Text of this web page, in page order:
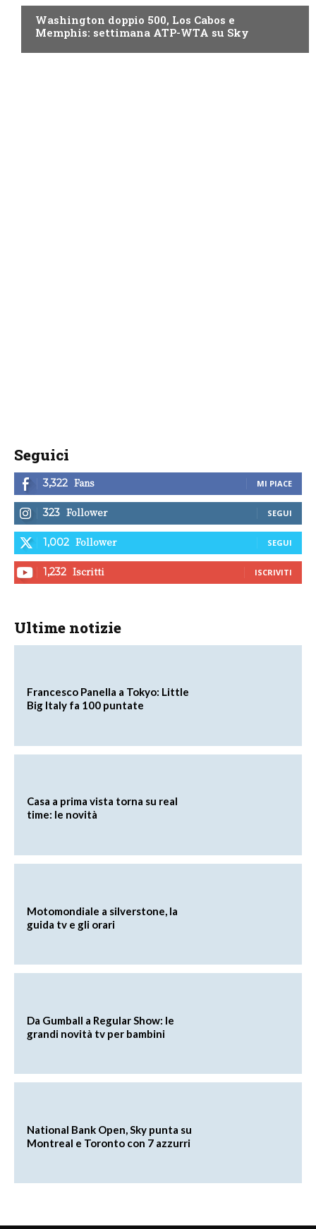
Washington doppio 500, Los Cabos e
Memphis: settimana ATP-WTA su Sky
Seguici
3,322 Fans MI PIACE
323 Follower SEGUI
1,002 Follower SEGUI
1,232 Iscritti ISCRIVITI
Ultime notizie
Francesco Panella a Tokyo: Little
Big Italy fa 100 puntate
Casa a prima vista torna su real
time: le novità
Motomondiale a silverstone, la
guida tv e gli orari
Da Gumball a Regular Show: le
grandi novità tv per bambini
National Bank Open, Sky punta su
Montreal e Toronto con 7 azzurri